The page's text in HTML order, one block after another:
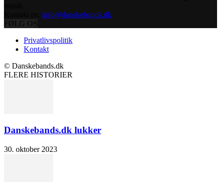
info@danskebands.dk
FØLG OS
Privatlivspolitik
Kontakt
© Danskebands.dk
FLERE HISTORIER
Danskebands.dk lukker
30. oktober 2023